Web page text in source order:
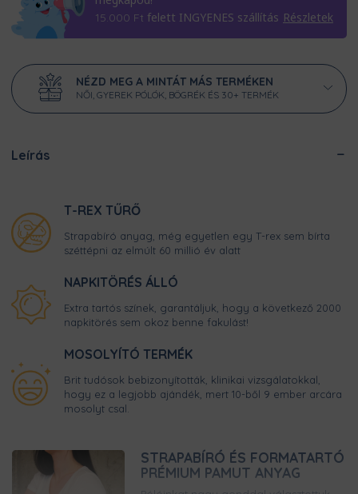
15.000 Ft felett INGYENES szállítás Részletek
NÉZD MEG A MINTÁT MÁS TERMÉKEN
NŐI, GYEREK PÓLÓK, BÖGRÉK ÉS 30+ TERMÉK
Leírás
T-REX TŰRŐ
Strapabíró anyag, még egyetlen egy T-rex sem bírta
széttépni az elmúlt 60 millió év alatt
NAPKITÖRÉS ÁLLÓ
Extra tartós színek, garantáljuk, hogy a következő 2000
napkitörés sem okoz benne fakulást!
MOSOLYÍTÓ TERMÉK
Brit tudósok bebizonyították, klinikai vizsgálatokkal,
hogy ez a legjobb ajándék, mert 10-ből 9 ember arcára
mosolyt csal.
STRAPABÍRÓ ÉS FORMATARTÓ
PRÉMIUM PAMUT ANYAG